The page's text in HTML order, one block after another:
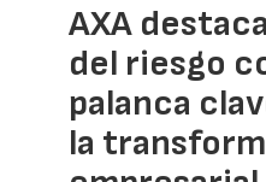
AXA
del riesgo
palanca
la